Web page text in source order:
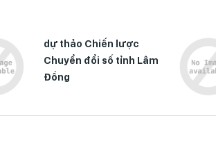
dự thảo Chiến lược
Chuyển đổi số tỉnh Lâm
Đồng